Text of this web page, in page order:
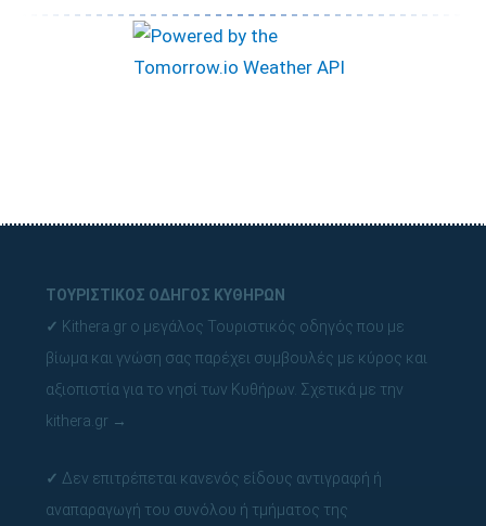
ΤΟΥΡΙΣΤΙΚΟΣ ΟΔΗΓΟΣ ΚΥΘΗΡΩΝ
✓ Kithera.gr ο μεγάλος Τουριστικός οδηγός που με
βίωμα και γνώση σας παρέχει συμβουλές με κύρος και
αξιοπιστία για το νησί των Κυθήρων. Σχετικά με την
kithera.gr →
✓ Δεν επιτρέπεται κανενός είδους αντιγραφή ή
αναπαραγωγή του συνόλου ή τμήματος της